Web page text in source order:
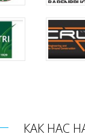
КАК НАС